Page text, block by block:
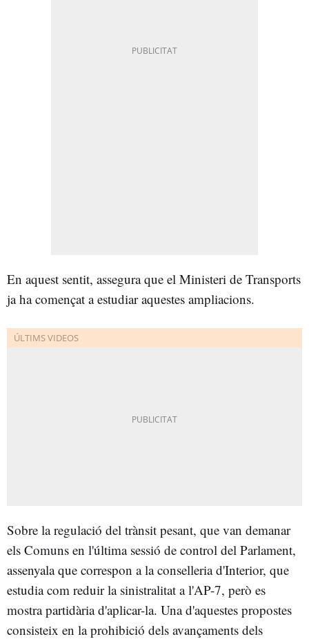
En aquest sentit, assegura que el Ministeri de Transports
ja ha començat a estudiar aquestes ampliacions.
Sobre la regulació del trànsit pesant, que van demanar
els Comuns en l'última sessió de control del Parlament,
assenyala que correspon a la conselleria d'Interior, que
estudia com reduir la sinistralitat a l'AP-7, però es
mostra partidària d'aplicar-la. Una d'aquestes propostes
consisteix en la prohibició dels avançaments dels